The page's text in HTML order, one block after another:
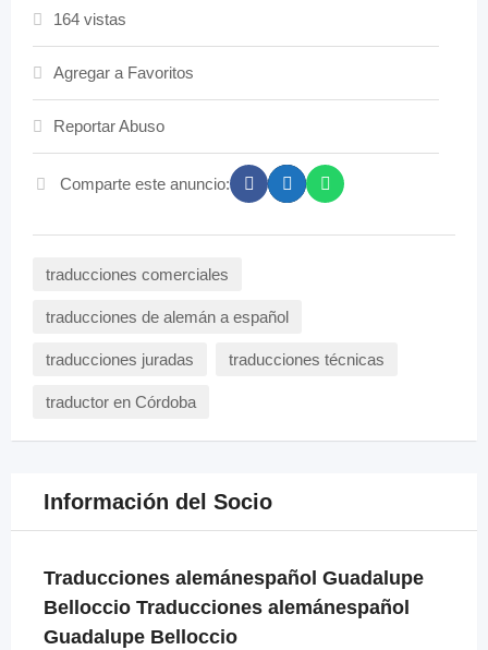
164 vistas
Agregar a Favoritos
Reportar Abuso
Comparte este anuncio:
traducciones comerciales
traducciones de alemán a español
traducciones juradas traducciones técnicas
traductor en Córdoba
Información del Socio
Traducciones alemánespañol Guadalupe
Belloccio Traducciones alemánespañol
Guadalupe Belloccio